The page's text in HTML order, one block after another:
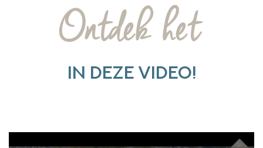
Ontdek het
IN DEZE VIDEO!